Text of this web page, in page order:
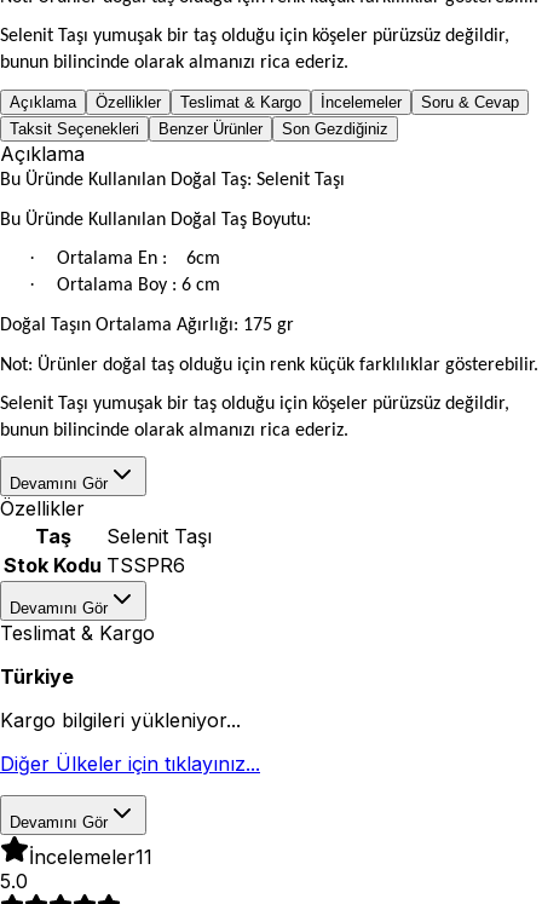
Selenit Taşı yumuşak bir taş olduğu için köşeler pürüzsüz değildir,
bunun bilincinde olarak almanızı rica ederiz.
Açıklama Özellikler Teslimat & Kargo İncelemeler
Soru & Cevap
Taksit Seçenekleri
Benzer Ürünler Son Gezdiğiniz
Açıklama
Bu Üründe Kullanılan Doğal Taş: Selenit Taşı
Bu Üründe Kullanılan Doğal Taş Boyutu:
· Ortalama En : 6cm
· Ortalama Boy : 6 cm
Doğal Taşın Ortalama Ağırlığı: 175 gr
Not: Ürünler doğal taş olduğu için renk küçük farklılıklar gösterebilir.
Selenit Taşı yumuşak bir taş olduğu için köşeler pürüzsüz değildir,
bunun bilincinde olarak almanızı rica ederiz.
Devamını Gör
Özellikler
Taş
Selenit Taşı
Stok Kodu TSSPR6
Devamını Gör
Teslimat & Kargo
Türkiye
Kargo bilgileri yükleniyor...
Diğer Ülkeler için tıklayınız...
Devamını Gör
İncelemeler11
5.0